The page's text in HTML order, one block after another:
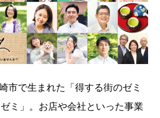
市で生まれた「得する街のゼミ
ミ」。お店や会社といった事業